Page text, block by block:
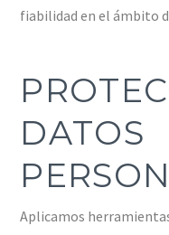
fiabilidad en el ámbito
DATOS
Aplicamos